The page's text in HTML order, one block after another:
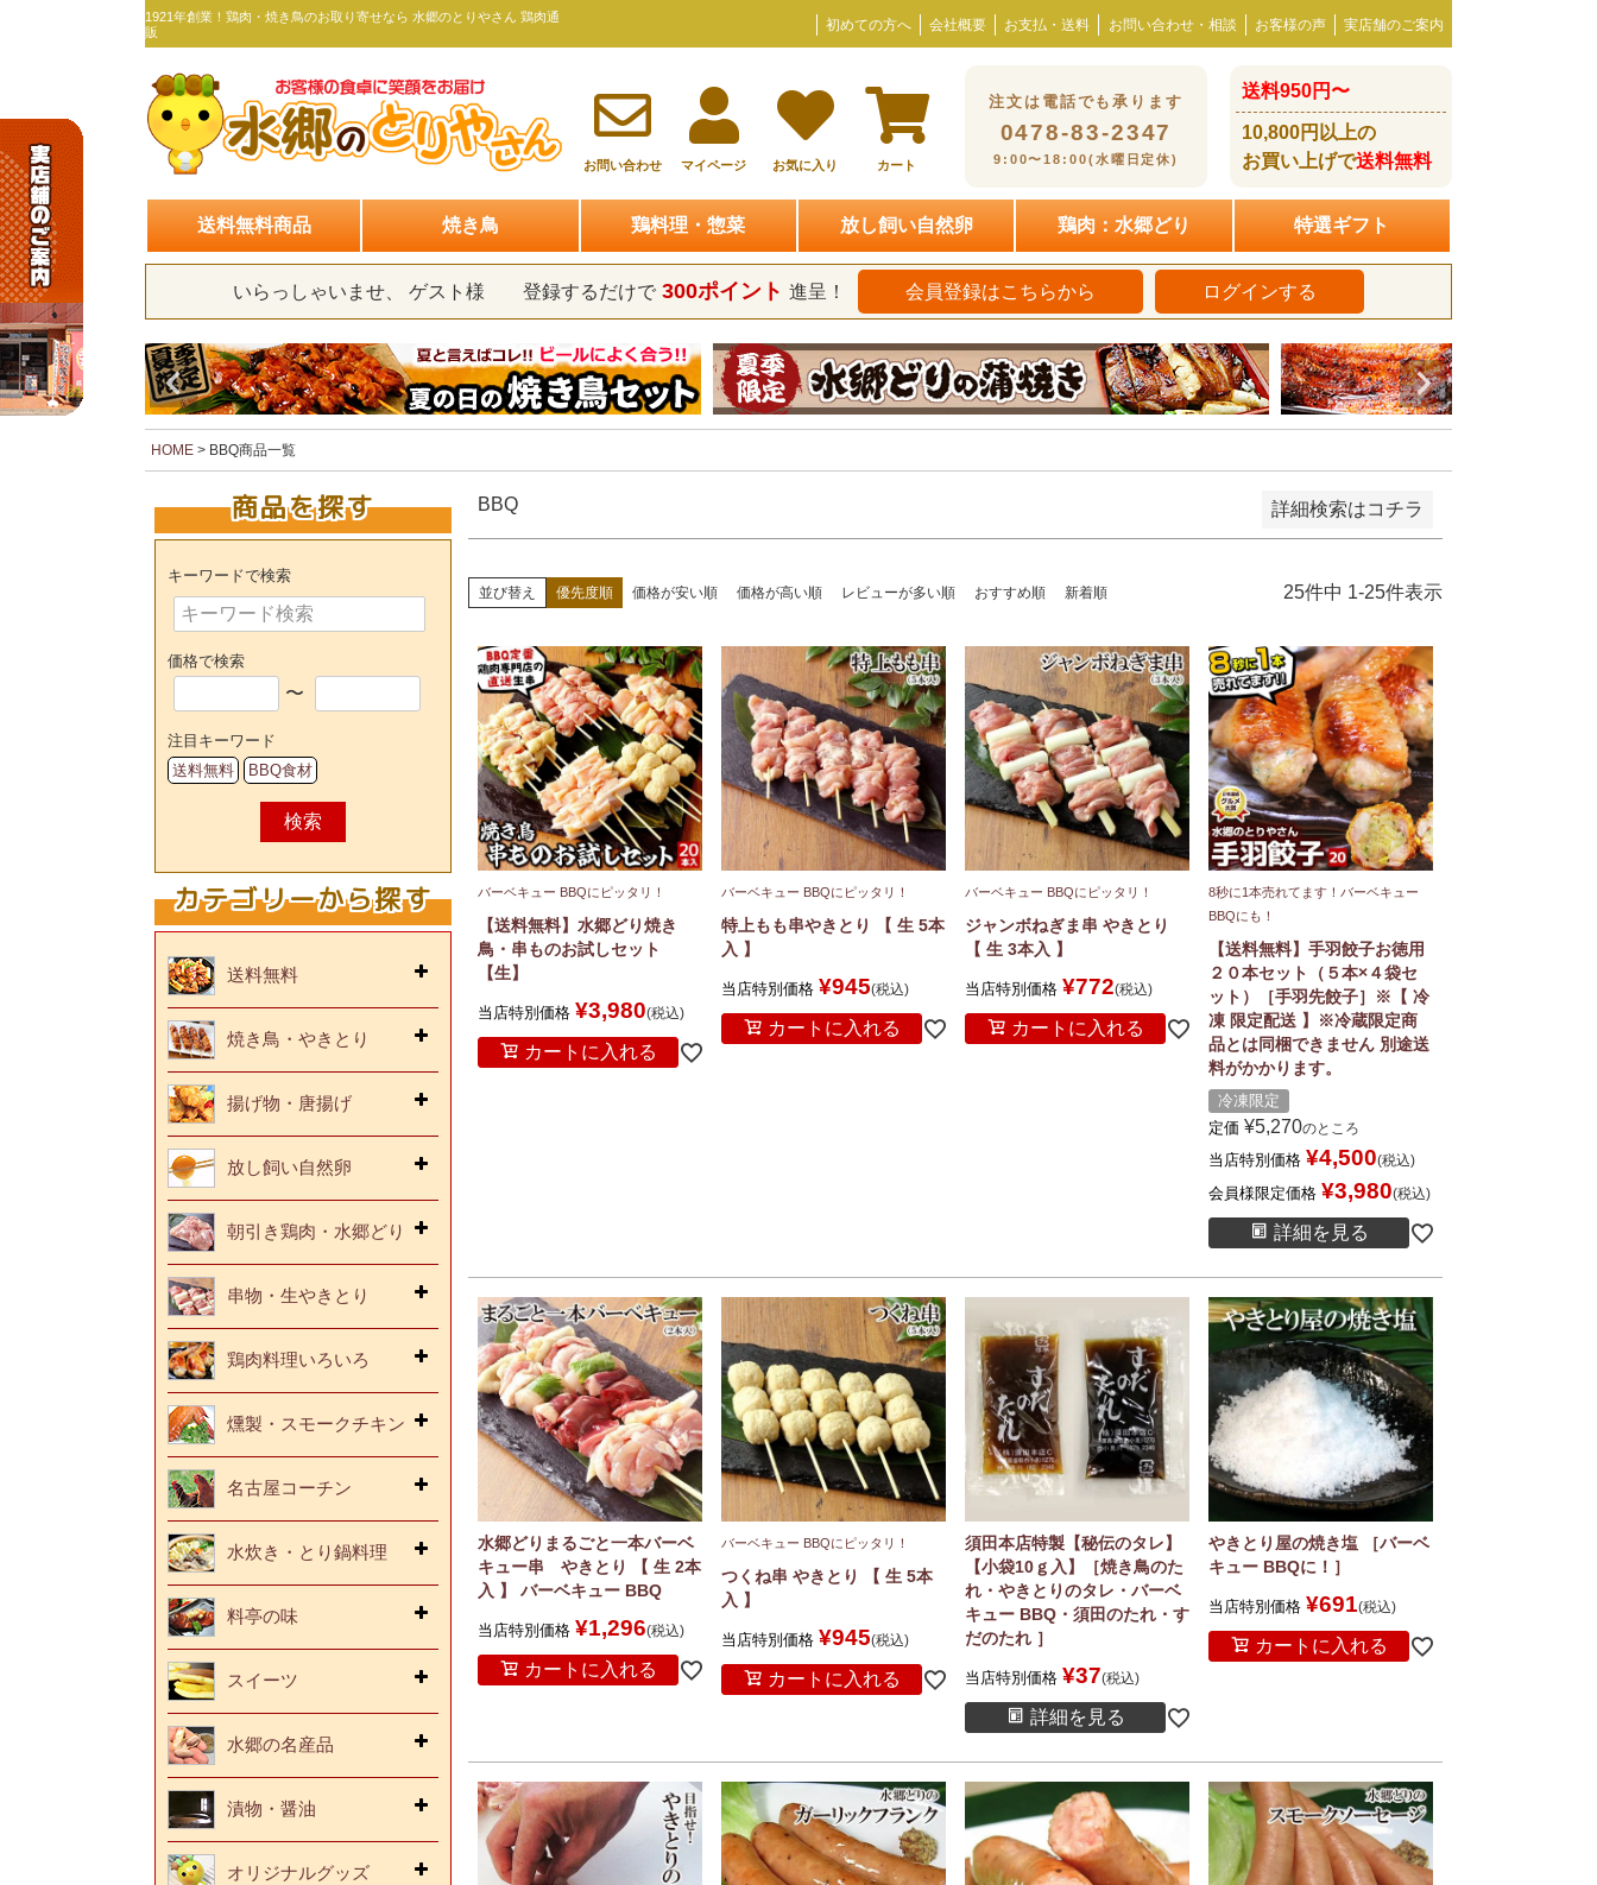
1921年創業！鶏肉・焼き鳥のお取り寄せなら 水郷のとりやさん 鶏肉通
販
初めての方へ 会社概要 お支払・送料 お問い合わせ・相談 お客様の声 実店舗のご案内
お問い合わせ マイページ お気に入り カート
注文は電話でも承ります
0478-83-2347
9:00〜18:00(水曜日定休)
送料950円〜
10,800円以上の
お買い上げで送料無料
送料無料商品 焼き鳥 鶏料理・惣菜 放し飼い自然卵 鶏肉：水郷どり 特選ギフト
いらっしゃいませ、 ゲスト様 登録するだけで 300ポイント 進呈！ 会員登録はこちらから ログインする
HOME BBQ商品一覧
商品を探す
キーワードで検索
価格で検索
〜
注目キーワード
送料無料
BBQ食材
検索
カテゴリーから探す
送料無料
焼き鳥・やきとり
揚げ物・唐揚げ
放し飼い自然卵
朝引き鶏肉・水郷どり
串物・生やきとり
鶏肉料理いろいろ
燻製・スモークチキン
名古屋コーチン
水炊き・とり鍋料理
料亭の味
スイーツ
水郷の名産品
漬物・醤油
オリジナルグッズ
BBQ 詳細検索はコチラ
キーワード
価格
送料無料
スピード便対応
冷蔵限定
冷凍限定 どちらもOK
在庫なし商品
配送
炊き込み
焼く・炒める 揚げる
並び替え 優先度順 価格が安い順 価格が高い順 レビューが多い順 おすすめ順 新着順 25件中 1-25件表示
バーベキュー BBQにピッタリ！
【送料無料】水郷どり焼き
鳥・串ものお試しセット
【生】
当店特別価格 ¥3,980 税込
カートに入れる
バーベキュー BBQにピッタリ！
特上もも串やきとり 【 生 5本
入 】
当店特別価格 ¥945 税込
カートに入れる
バーベキュー BBQにピッタリ！
ジャンボねぎま串 やきとり
【 生 3本入 】
当店特別価格 ¥772 税込
カートに入れる
8秒に1本売れてます！バーベキュー
BBQにも！
【送料無料】手羽餃子お徳用
２０本セット（５本×４袋セ
ット）［手羽先餃子］※【 冷
凍 限定配送 】※冷蔵限定商
品とは同梱できません 別途送
料がかかります。
冷凍限定
定価 ¥5,270のところ
当店特別価格 ¥4,500 税込
会員様限定価格 ¥3,980 税込
詳細を見る
水郷どりまるごと一本バーベ
キュー串 やきとり 【 生 2本
入 】 バーベキュー BBQ
当店特別価格 ¥1,296 税込
カートに入れる
バーベキュー BBQにピッタリ！
つくね串 やきとり 【 生 5本
入 】
当店特別価格 ¥945 税込
カートに入れる
須田本店特製【秘伝のタレ】
【小袋10ｇ入】［焼き鳥のた
れ・やきとりのタレ・バーベ
キュー BBQ・須田のたれ・す
だのたれ ］
当店特別価格 ¥37 税込
詳細を見る
やきとり屋の焼き塩 ［バーベ
キュー BBQに！］
当店特別価格 ¥691 税込
カートに入れる